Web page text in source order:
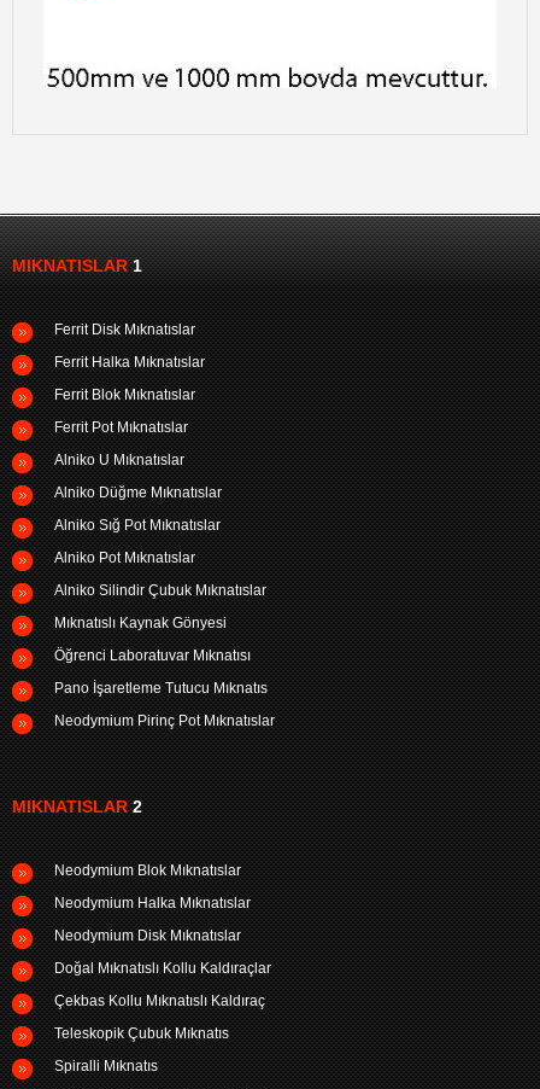
MIKNATISLAR1
Ferrit Disk Mıknatıslar
Ferrit Halka Mıknatıslar
Ferrit Blok Mıknatıslar
Ferrit Pot Mıknatıslar
Alniko U Mıknatıslar
Alniko Düğme Mıknatıslar
Alniko Sığ Pot Mıknatıslar
Alniko Pot Mıknatıslar
Alniko Silindir Çubuk Mıknatıslar
Mıknatıslı Kaynak Gönyesi
Öğrenci Laboratuvar Mıknatısı
Pano İşaretleme Tutucu Mıknatıs
Neodymium Pirinç Pot Mıknatıslar
MIKNATISLAR2
Neodymium Blok Mıknatıslar
Neodymium Halka Mıknatıslar
Neodymium Disk Mıknatıslar
Doğal Mıknatıslı Kollu Kaldıraçlar
Çekbas Kollu Mıknatıslı Kaldıraç
Teleskopik Çubuk Mıknatıs
Spiralli Mıknatıs